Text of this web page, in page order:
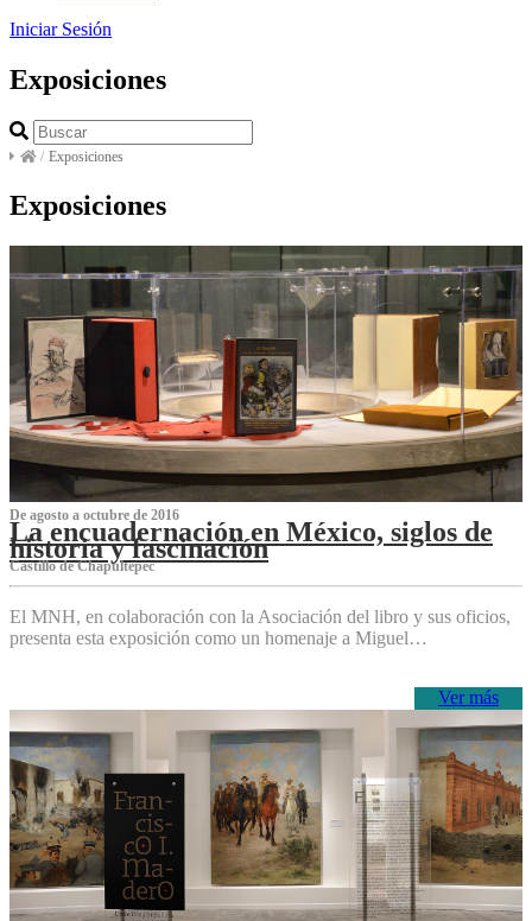
Iniciar Sesión
Exposiciones
/ Exposiciones
Exposiciones
De agosto a octubre de 2016
La encuadernación en México, siglos de
historia y fascinación
Castillo de Chapultepec
El MNH, en colaboración con la Asociación del libro y sus oficios,
presenta esta exposición como un homenaje a Miguel…
Ver más